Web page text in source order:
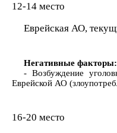
12-14 место
Еврейская АО,
Негативные факторы:
- Возбуждение
Еврейской АО
16-20 место